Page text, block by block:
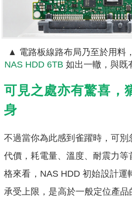
▲ 電路板線路布局乃至於用料
NAS HDD 6TB 如出一轍，與既
可見之處亦有驚喜，
身
不過當你為此感到雀躍時，可別
代價，耗電量、溫度、耐震力等
格來看，NAS HDD 初始設計運
承受上限，是高於一般定位產品